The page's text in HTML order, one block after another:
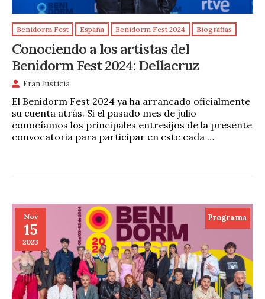
Benidorm Fest España Benidorm Fest 2024 Biografias
Conociendo a los artistas del
Benidorm Fest 2024: Dellacruz
Fran Justicia
El Benidorm Fest 2024 ya ha arrancado oficialmente
su cuenta atrás. Si el pasado mes de julio
conocíamos los principales entresijos de la presente
convocatoria para participar en este cada …
Nov
15
2023
Programa